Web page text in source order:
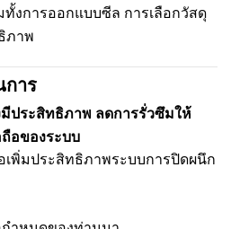
งการออกแบบซีล การเลือกวัสดุ
ภาพ
การ
ประสิทธิภาพ ลดการรั่วซึมให้
อของระบบ
เพิ่มประสิทธิภาพระบบการปิดผนึก